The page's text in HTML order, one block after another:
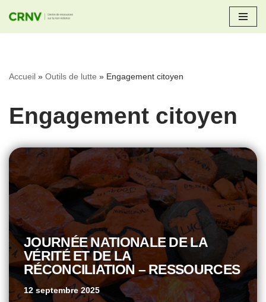
Aller
Accueil » Outils de lutte » Engagement citoyen
Engagement citoyen
JOURNÉE NATIONALE DE LA
VÉRITÉ ET DE LA
RÉCONCILIATION – RESSOURCES
12 septembre 2025